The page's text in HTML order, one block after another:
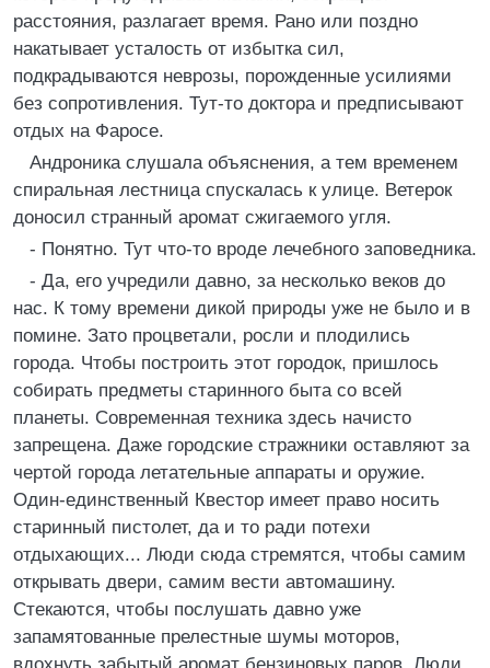
расстояния, разлагает время. Рано или поздно
накатывает усталость от избытка сил,
подкрадываются неврозы, порожденные усилиями
без сопротивления. Тут-то доктора и предписывают
отдых на Фаросе.
Андроника слушала объяснения, а тем временем
спиральная лестница спускалась к улице. Ветерок
доносил странный аромат сжигаемого угля.
- Понятно. Тут что-то вроде лечебного заповедника.
- Да, его учредили давно, за несколько веков до
нас. К тому времени дикой природы уже не было и в
помине. Зато процветали, росли и плодились
города. Чтобы построить этот городок, пришлось
собирать предметы старинного быта со всей
планеты. Современная техника здесь начисто
запрещена. Даже городские стражники оставляют за
чертой города летательные аппараты и оружие.
Один-единственный Квестор имеет право носить
старинный пистолет, да и то ради потехи
отдыхающих... Люди сюда стремятся, чтобы самим
открывать двери, самим вести автомашину.
Стекаются, чтобы послушать давно уже
запамятованные прелестные шумы моторов,